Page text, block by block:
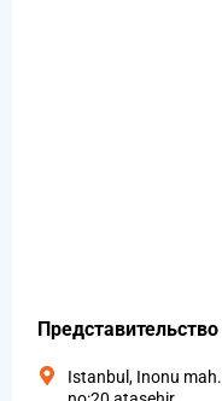
Istanbul, Inonu